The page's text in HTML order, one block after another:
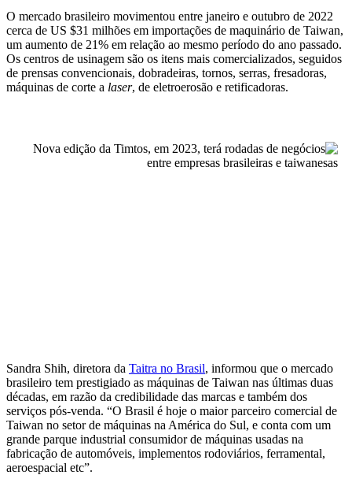
O mercado brasileiro movimentou entre janeiro e outubro de 2022
cerca de US $31 milhões em importações de maquinário de Taiwan,
um aumento de 21% em relação ao mesmo período do ano passado.
Os centros de usinagem são os itens mais comercializados, seguidos
de prensas convencionais, dobradeiras, tornos, serras, fresadoras,
máquinas de corte a laser, de eletroerosão e retificadoras.
Sandra Shih, diretora da Taitra no Brasil, informou que o mercado
brasileiro tem prestigiado as máquinas de Taiwan nas últimas duas
décadas, em razão da credibilidade das marcas e também dos
serviços pós-venda. “O Brasil é hoje o maior parceiro comercial de
Taiwan no setor de máquinas na América do Sul, e conta com um
grande parque industrial consumidor de máquinas usadas na
fabricação de automóveis, implementos rodoviários, ferramental,
aeroespacial etc”.